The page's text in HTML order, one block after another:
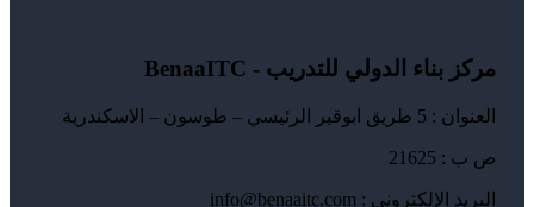
مركز بناء الدولي للتدريب - BenaaITC
العنوان : 5 طريق ابوقير الرئيسي – طوسون – الاسكندرية
ص ب : 21625
البريد الإلكتروني : info@benaaitc.com